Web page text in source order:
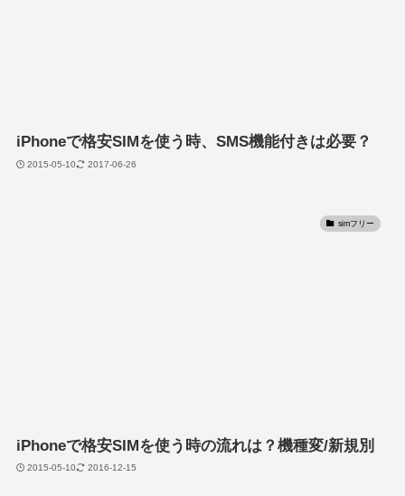
iPhoneで格安SIMを使う時、SMS機能付きは必要？
2015-05-10 2017-06-26
simフリー
iPhoneで格安SIMを使う時の流れは？機種変/新規別
2015-05-10 2016-12-15